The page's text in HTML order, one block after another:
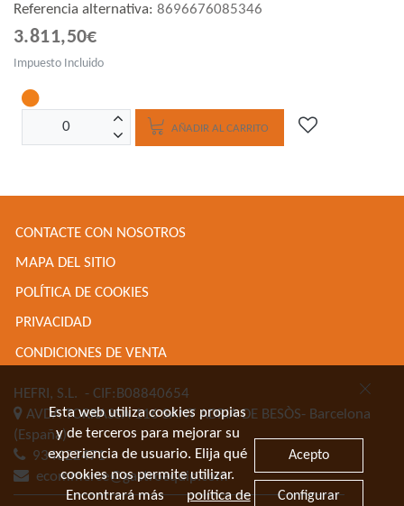
Referencia alternativa: 8696676085346
3.811,50€
Impuesto Incluido
AÑADIR AL CARRITO
CONTACTE CON NOSOTROS
MAPA DEL SITIO
POLÍTICA DE COOKIES
PRIVACIDAD
CONDICIONES DE VENTA
HEFRI, S.L. - CIF:B08840654
AVDA TORRASSA 116SANT ADRIA DE BESÒS- Barcelona
(España)
934622471
ecommerce@gastroequip.com
Esta web utiliza cookies propias
y de terceros para mejorar su
experiencia de usuario. Elija qué
cookies nos permite utilizar.
Encontrará más
política de
Acepto
Configurar